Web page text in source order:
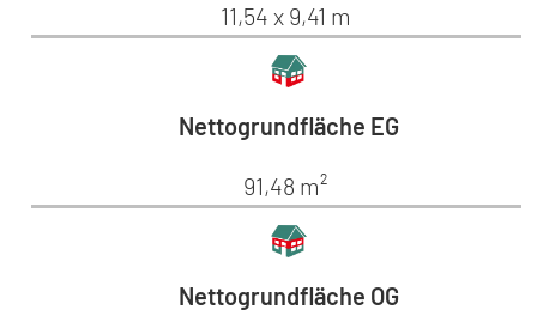
11,54 x 9,41 m
Nettogrundfläche EG
91,48 m²
Nettogrundfläche OG